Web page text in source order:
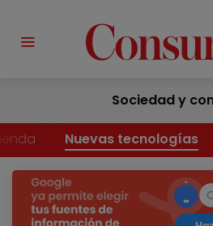
Sociedad y
Nuevas tecnologías